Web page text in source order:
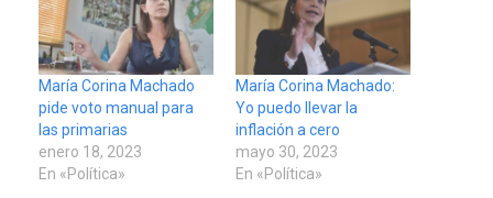
María Corina Machado
pide voto manual para
las primarias
enero 18, 2023
En «Política»
María Corina Machado:
Yo puedo llevar la
inflación a cero
mayo 30, 2023
En «Política»